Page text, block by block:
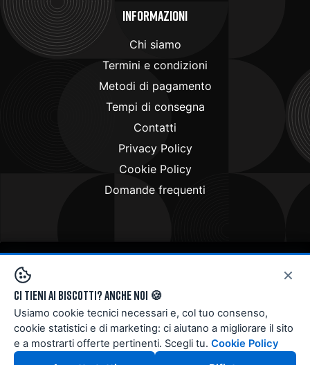
Informazioni
Chi siamo
Termini e condizioni
Metodi di pagamento
Tempi di consegna
Contatti
Privacy Policy
Cookie Policy
Domande frequenti
Copyright © 2024 . All rights reserved
×
Ci tieni ai biscotti? Anche noi 🍪
Usiamo cookie tecnici necessari e, col tuo consenso,
cookie statistici e di marketing: ci aiutano a migliorare il sito
e a mostrarti offerte pertinenti. Scegli tu. Cookie Policy